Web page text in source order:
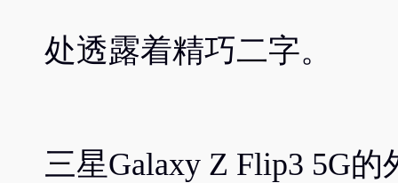
处透露着精巧二字。
三星Galaxy Z Flip3 5G